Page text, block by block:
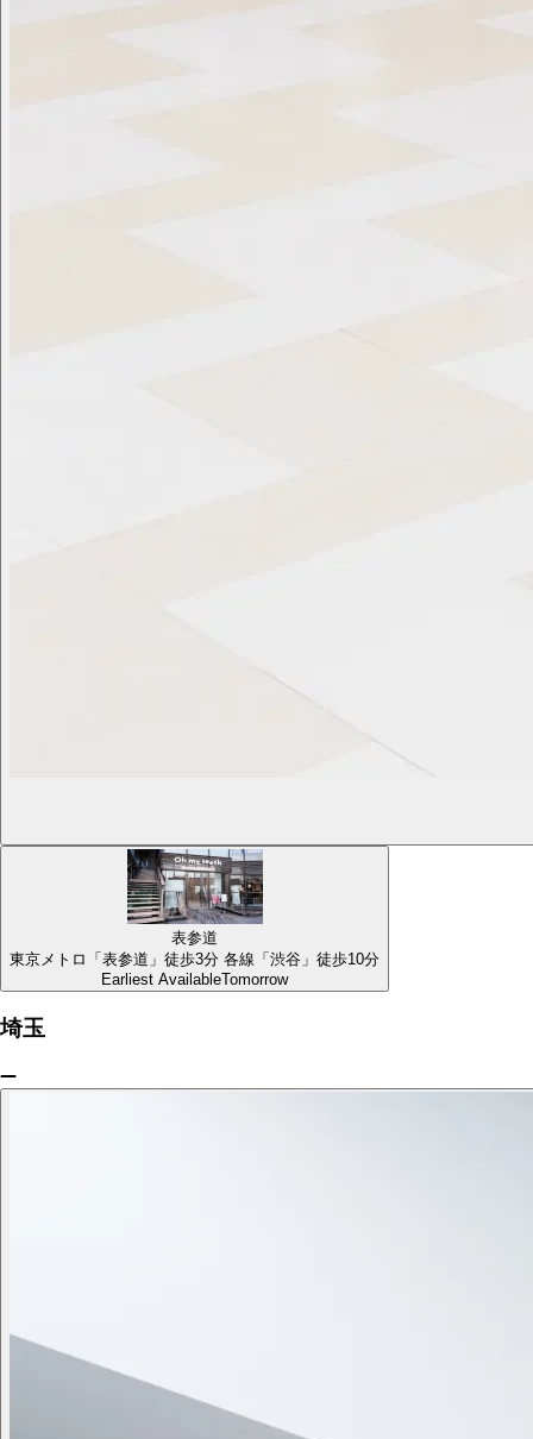
表参道
東京メトロ「表参道」徒歩3分 各線「渋谷」徒歩10分
Earliest AvailableTomorrow
埼玉